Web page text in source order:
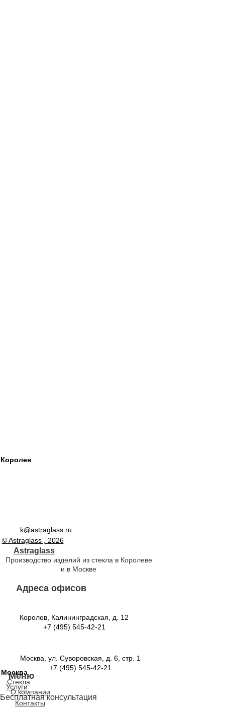
Королев
Москва
Москва
k@astraglass.ru
© Astraglass , 2026
Astraglass
Производство изделий из стекла в Королеве
и в Москве
Адреса офисов
Королев, Калининградская, д. 12
+7 (495) 545-42-21
Москва, ул. Суворовская, д. 6, стр. 1
+7 (495) 545-42-21
Меню
Стекла
Услуги
О компании
Бесплатная консультация
Контакты